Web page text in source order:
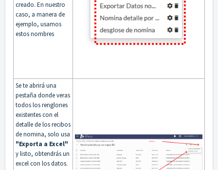
creado. En nuestro
caso, a manera de
ejemplo, usamos
estos nombres
Se te abrirá una
pestaña donde veras
todos los renglones
existentes con el
detalle de los recibos
de nomina, solo usa
"Exporta a Excel"
y listo, obtendrás un
excel con los datos.